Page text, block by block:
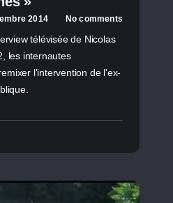
2014 No comments
télévisée de Nicolas
les internautes
l'intervention de l'ex-